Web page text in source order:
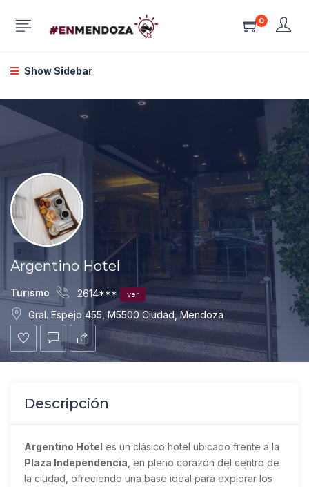
0
Show Sidebar
Argentino Hotel
Turismo 2614*** ver
Gral. Espejo 455, M5500 Ciudad, Mendoza
Descripción
Argentino Hotel es un clásico hotel ubicado frente a la
Plaza Independencia , en pleno corazón del centro de
la ciudad, ofreciendo una base ideal para explorar los